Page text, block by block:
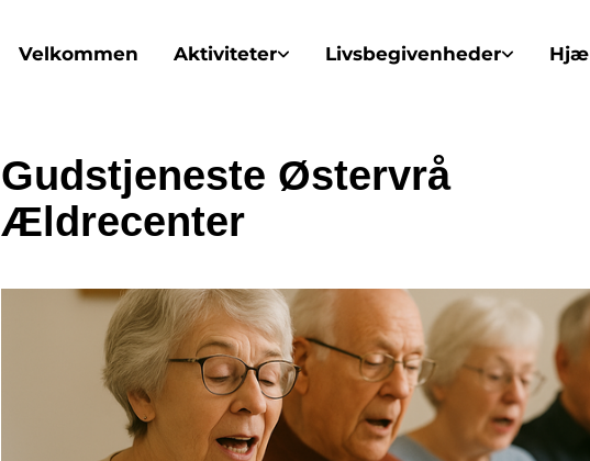
Velkommen Aktiviteter Livsbegivenheder
Gudstjeneste Østervrå
Ældrecenter